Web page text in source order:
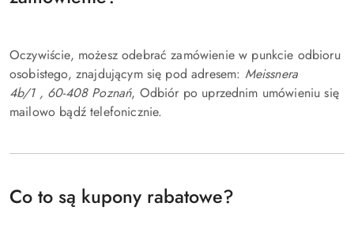
Oczywiście, możesz odebrać zamówienie w punkcie odbioru
osobistego, znajdującym się pod adresem: Meissnera
4b/1 , 60-408 Poznań, Odbiór po uprzednim umówieniu się
mailowo bądź telefonicznie.
Co to są kupony rabatowe?